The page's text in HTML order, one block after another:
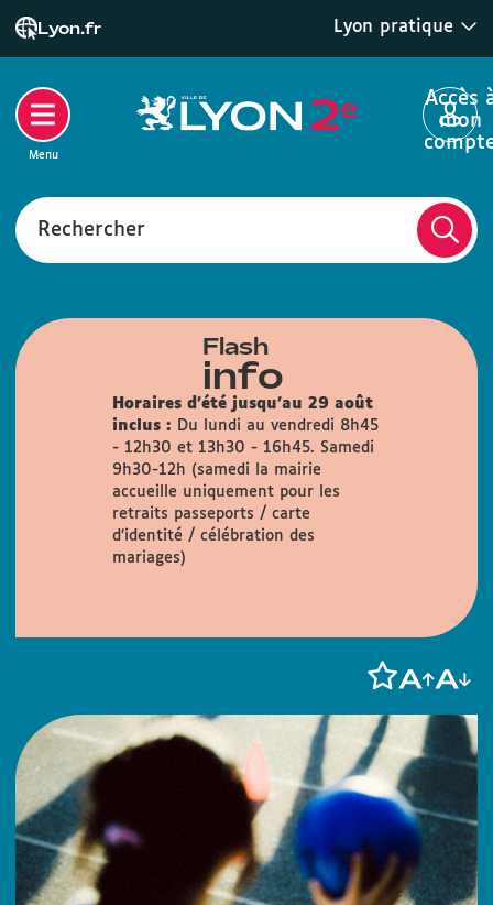
Lyon.fr Lyon pratique
Rechercher
Accès
mon
Menu
Flash
info
Horaires d'été jusqu'au 29 août
inclus :
Du lundi au vendredi 8h45
- 12h30 et 13h30 - 16h45. Samedi
9h30-12h (samedi la mairie
accueille uniquement pour les
retraits passeports / carte
d’identité / célébration des
mariages)